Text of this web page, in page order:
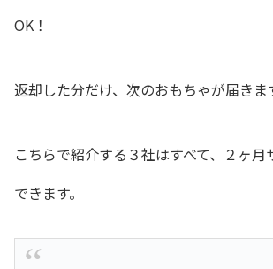
OK！
返却した分だけ、次のおもちゃが届きま
こちらで紹介する３社はすべて、２ヶ
できます。